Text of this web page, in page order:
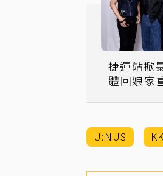
捷運站掀
體回娘家
U:NUS